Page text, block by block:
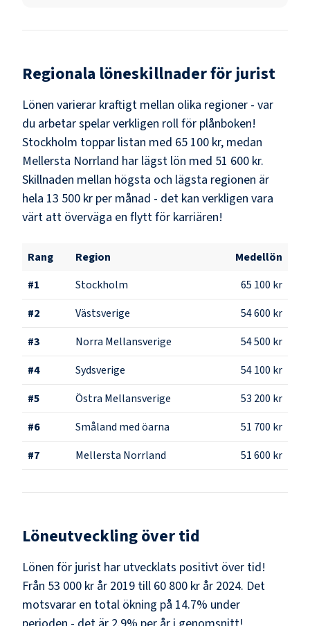
Regionala löneskillnader förjurist
Lönen varierar kraftigt mellan olika regioner - var
du arbetar spelar verkligen roll för plånboken!
Stockholm toppar listan med 65 100 kr, medan
Mellersta Norrland har lägst lön med 51 600 kr.
Skillnaden mellan högsta och lägsta regionen är
hela 13 500 kr per månad - det kan verkligen vara
värt att överväga en flytt för karriären!
Rang Region
Medellön
#1 Stockholm
65 100 kr
#2 Västsverige
54 600 kr
#3 Norra Mellansverige
54 500 kr
#4 Sydsverige
54 100 kr
#5 Östra Mellansverige
53 200 kr
#6 Småland med öarna
51 700 kr
#7 Mellersta Norrland 51 600 kr
Löneutveckling över tid
Lönen för jurist har utvecklats positivt över tid!
Från 53 000 kr år 2019 till 60 800 kr år 2024. Det
motsvarar en total ökning på 14.7% under